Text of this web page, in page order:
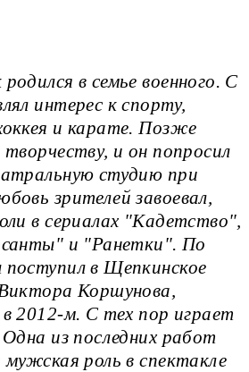
в семье военного. С
интерес к спорту,
и карате. Позже
творчеству, и он попросил
студию при
зрителей завоевал,
в сериалах "Кадетство",
и "Ранетки". По
в Щепкинское
Коршунова,
2012-м. С тех пор играет
из последних работ
мужская роль в спектакле